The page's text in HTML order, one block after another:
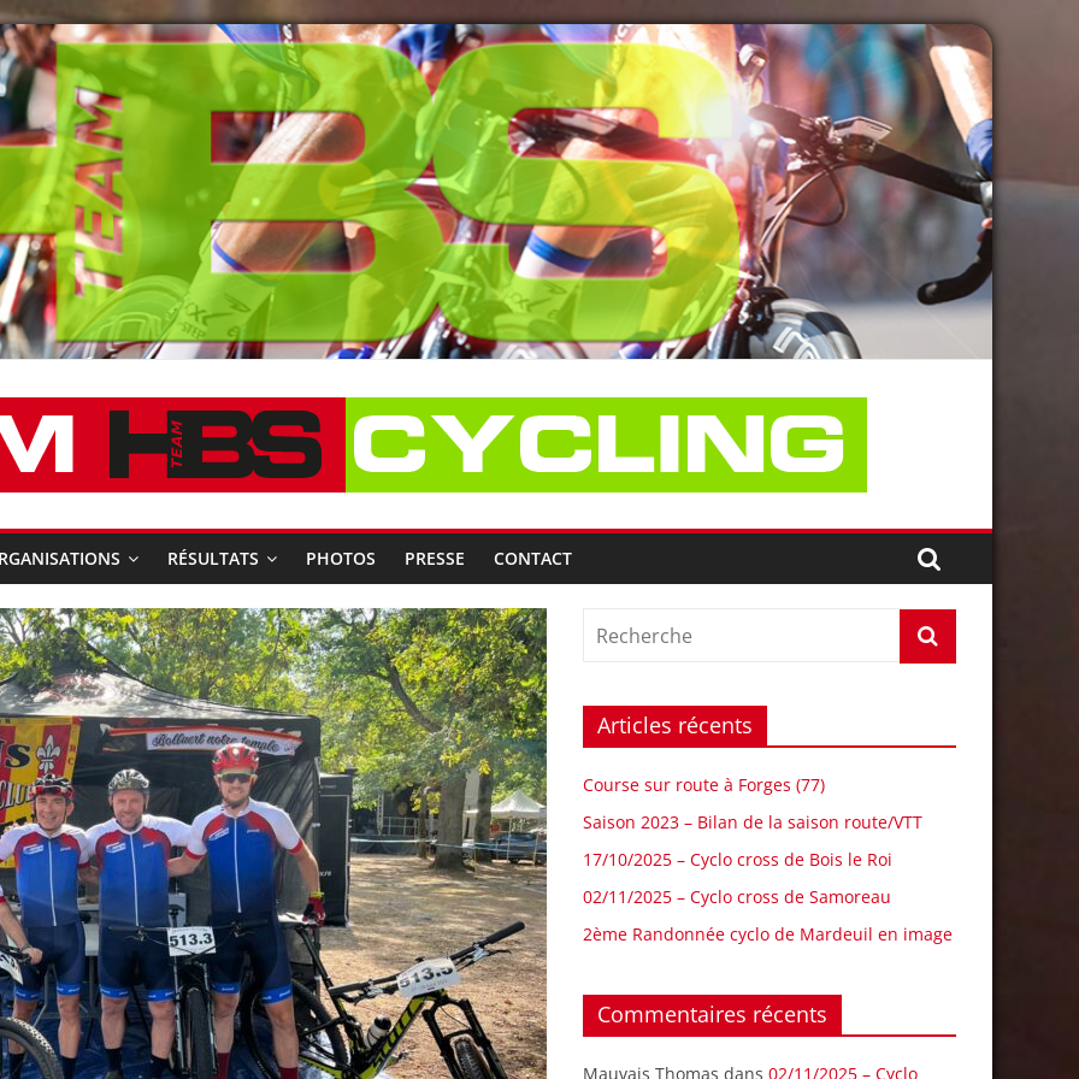
RÉSULTATS PHOTOS PRESSE CONTACT
Articles récents
Course sur route à Forges (77)
Saison 2023 – Bilan de la saison route/VTT
17/10/2025 – Cyclo cross de Bois le Roi
02/11/2025 – Cyclo cross de Samoreau
2ème Randonnée cyclo de Mardeuil en image
Commentaires récents
Mauvais Thomas dans 02/11/2025 – Cyclo